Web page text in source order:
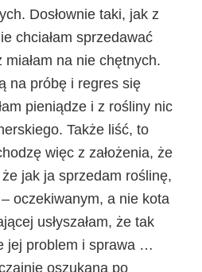
Dosłownie taki, jak z
chciałam sprzedawać
na nie chętnych.
na próbę i regres się
pieniądze i z rośliny nic
Także liść, to
więc z założenia, że
jak ja sprzedam roślinę,
oczekiwanym, a nie kota
usłyszałam, że tak
jej problem i sprawa …
oszukana po